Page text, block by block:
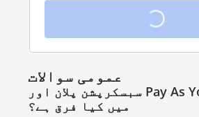
عمومی سوالات
سبسکرپشن پلان اور Pay As You Go پیکیج
میں کیا فرق ہے؟